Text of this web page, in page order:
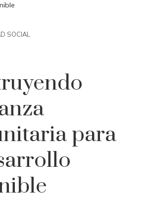
SOCIAL
para